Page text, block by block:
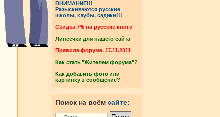
ВНИМАНИЕ!!!
Разыскиваются русские
школы, клубы, садики!!!
Cкидка 7% на русские книги
Линеечки для нашего сайта
Правила форума. 17.11.2011
Как стать "Жителем форума"?
Как добавить фото или
картинку в сообщение?
Поиск на всём сайте: